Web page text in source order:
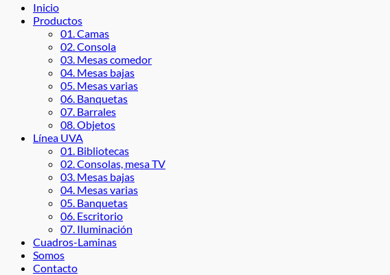
Inicio
Productos
01. Camas
02. Consola
03. Mesas comedor
04. Mesas bajas
05. Mesas varias
06. Banquetas
07. Barrales
08. Objetos
Línea UVA
01. Bibliotecas
02. Consolas, mesa TV
03. Mesas bajas
04. Mesas varias
05. Banquetas
06. Escritorio
07. Iluminación
Cuadros-Laminas
Somos
Contacto